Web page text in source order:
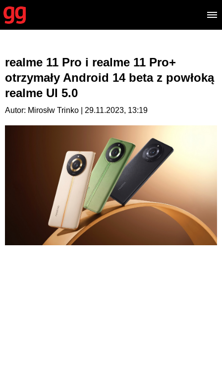
realme 11 Pro i realme 11 Pro+
otrzymały Android 14 beta z powłoką
realme UI 5.0
Autor: Mirosłw Trinko | 29.11.2023, 13:19